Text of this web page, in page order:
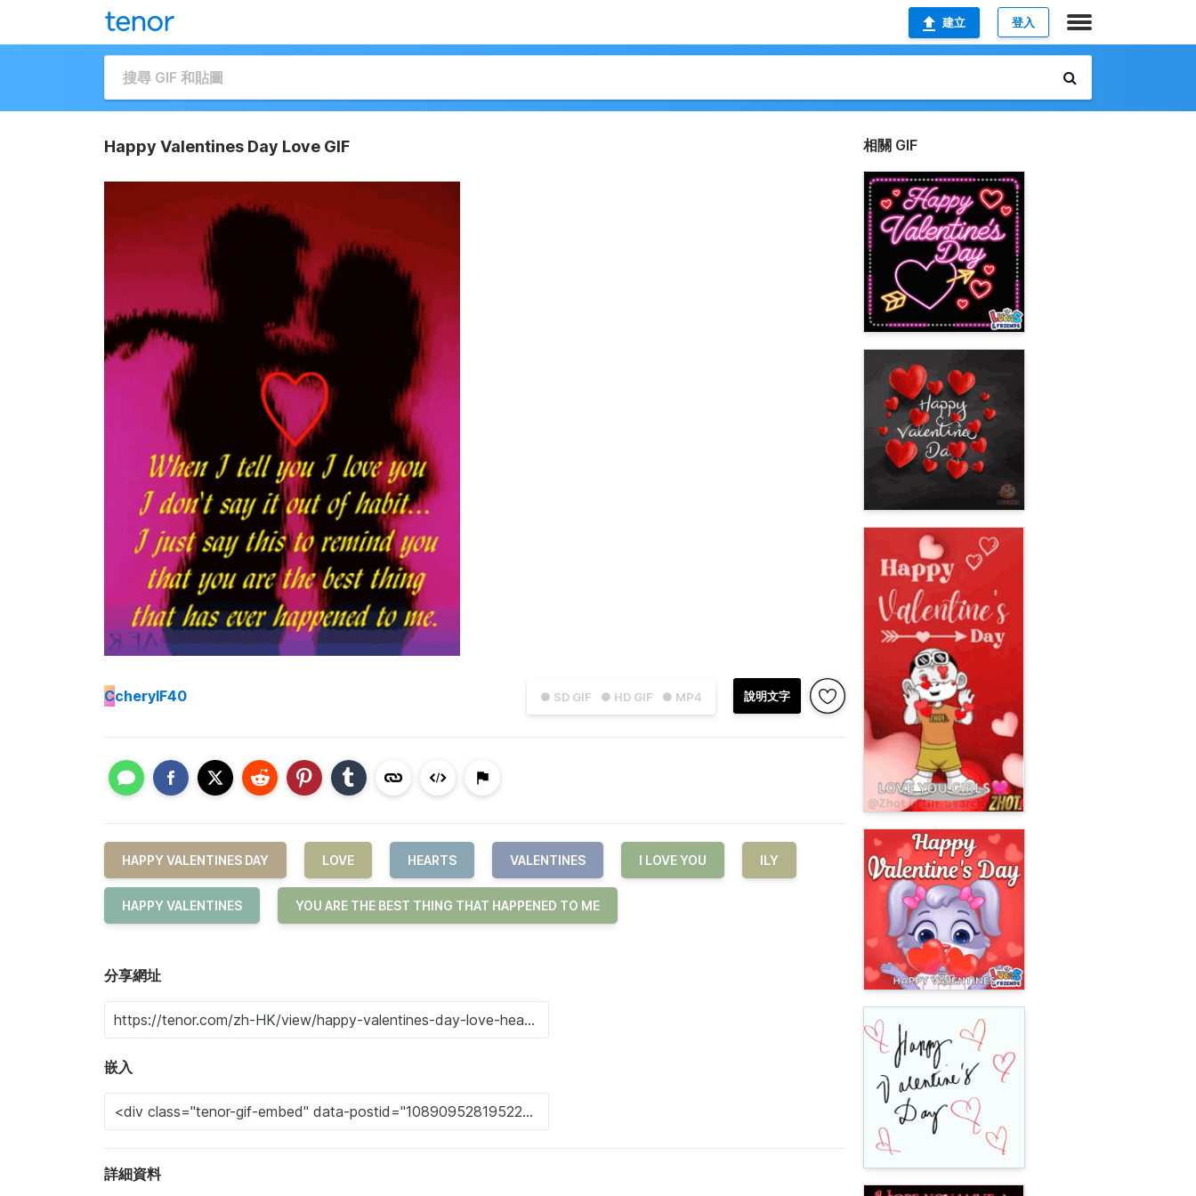
建立 登入
Happy Valentines Day Love GIF
● SD GIF ● HD GIF ● MP4 說明文字
CcherylF40
HAPPY VALENTINES DAY LOVE HEARTS VALENTINES I LOVE YOU ILY
HAPPY VALENTINES YOU ARE THE BEST THING THAT HAPPENED TO ME
分享網址
嵌入
詳細資料
相關 GIF